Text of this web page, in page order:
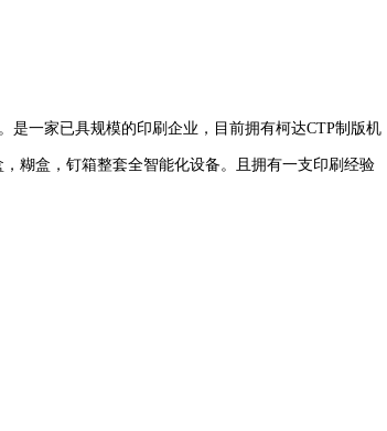
一家已具规模的印刷企业，目前拥有柯达CTP制版机
糊盒，钉箱整套全智能化设备。且拥有一支印刷经验